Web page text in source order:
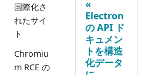
国際化さ
れたサイ
ト
Chromiu
m RCE の
Electron
の API ド
キュメン
トを構造
化データ